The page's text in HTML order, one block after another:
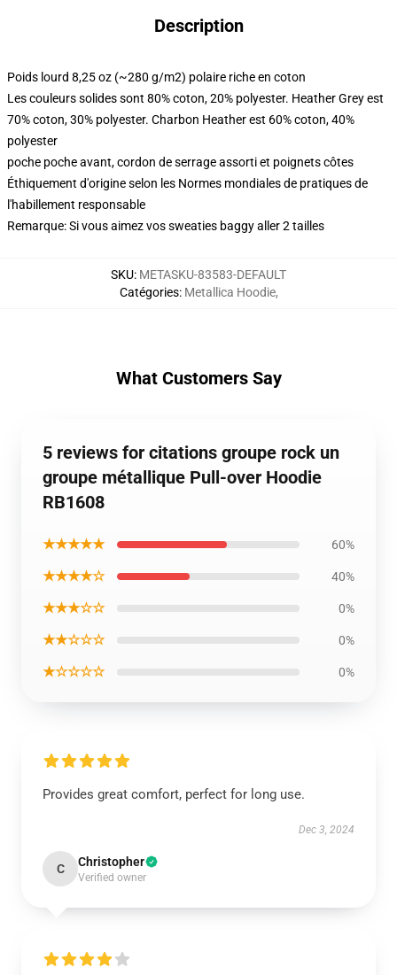
Description
Poids lourd 8,25 oz (~280 g/m2) polaire riche en coton
Les couleurs solides sont 80% coton, 20% polyester. Heather Grey est
70% coton, 30% polyester. Charbon Heather est 60% coton, 40%
polyester
poche poche avant, cordon de serrage assorti et poignets côtes
Éthiquement d'origine selon les Normes mondiales de pratiques de
l'habillement responsable
Remarque: Si vous aimez vos sweaties baggy aller 2 tailles
SKU: METASKU-83583-DEFAULT
Catégories: Metallica Hoodie,
What Customers Say
5 reviews for citations groupe rock un
groupe métallique Pull-over Hoodie
RB1608
★★★★★ 60%
★★★★☆ 40%
★★★☆☆ 0%
★★☆☆☆ 0%
★☆☆☆☆ 0%
Provides great comfort, perfect for long use.
Dec 3, 2024
C Christopher
Verified owner